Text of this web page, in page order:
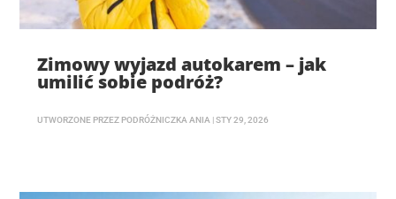
Zimowy wyjazd autokarem – jak
umilić sobie podróż?
UTWORZONE PRZEZ PODRÓŻNICZKA ANIA |STY 29, 2026